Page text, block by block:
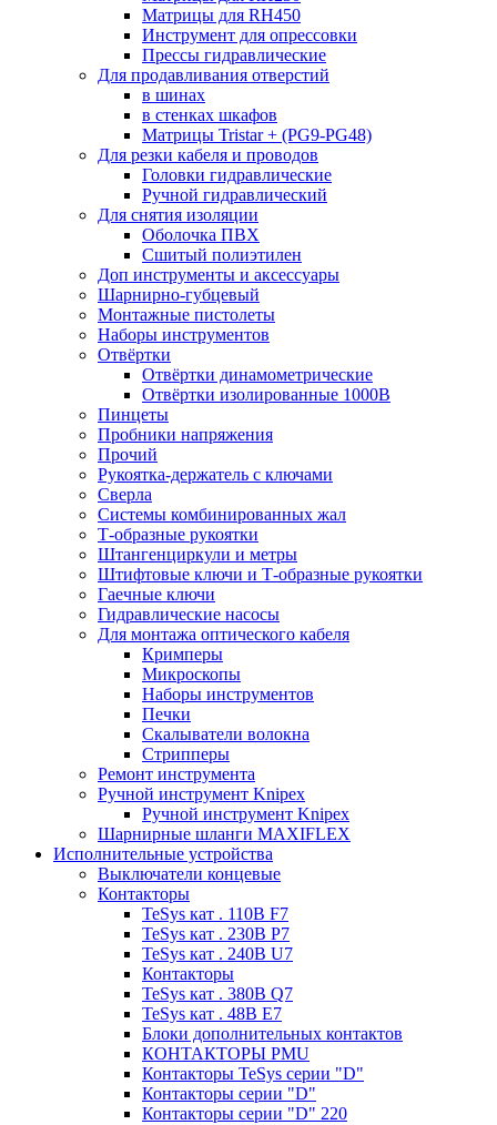
Матрицы для RH450
Инструмент для опрессовки
Прессы гидравлические
Для продавливания отверстий
в шинах
в стенках шкафов
Матрицы Tristar + (PG9-PG48)
Для резки кабеля и проводов
Головки гидравлические
Ручной гидравлический
Для снятия изоляции
Оболочка ПВХ
Сшитый полиэтилен
Доп инструменты и аксессуары
Шарнирно-губцевый
Монтажные пистолеты
Наборы инструментов
Отвёртки
Отвёртки динамометрические
Отвёртки изолированные 1000В
Пинцеты
Пробники напряжения
Прочий
Рукоятка-держатель с ключами
Сверла
Системы комбинированных жал
Т-образные рукоятки
Штангенциркули и метры
Штифтовые ключи и Т-образные рукоятки
Гаечные ключи
Гидравлические насосы
Для монтажа оптического кабеля
Кримперы
Микроскопы
Наборы инструментов
Печки
Скалыватели волокна
Стрипперы
Ремонт инструмента
Ручной инструмент Knipex
Ручной инструмент Knipex
Шарнирные шланги MAXIFLEX
Исполнительные устройства
Выключатели концевые
Контакторы
TeSys кат . 110В F7
TeSys кат . 230В P7
TeSys кат . 240В U7
Контакторы
TeSys кат . 380В Q7
TeSys кат . 48В E7
Блоки дополнительных контактов
КОНТАКТОРЫ PMU
Контакторы TeSys серии "D"
Контакторы серии "D"
Контакторы серии "D" 220